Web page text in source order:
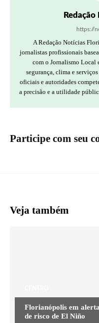
https://
A Redação Notícias
jornalistas profissionais
com o Jornalismo Local
segurança, clima e
oficiais e autoridades
a precisão e a utilidade
Participe com seu
Veja também
Florianópolis em
de risco de El Niño